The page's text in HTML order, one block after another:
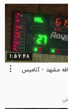
1:57:48
مشهد - آنامیس